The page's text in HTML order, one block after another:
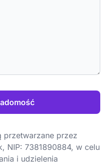
przetwarzane przez
NIP: 7381890884, w celu
i udzielenia